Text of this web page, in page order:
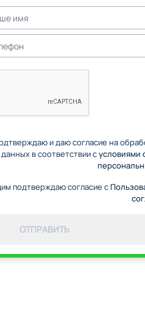
и даю согласие на
в соответствии сусловиями
подтверждаю согласие с
ОТПРАВИТЬ